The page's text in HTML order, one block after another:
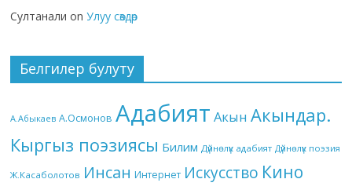
Султанали onУлуу сөздөр
Белгилер булуту
А.Абыкаев А.Осмонов Адабият Акын Акындар.
Кыргыз поэзиясы Билим Дүйнөлүк адабият Дүйнөлүк поэзия
Ж.Касаболотов Инсан Интернет Искусство Кино